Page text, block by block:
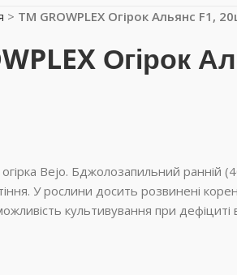
> ТМ GROWPLEX Огірок Альянс F1,
Огірок
Bejo. Бджолозапильний ранній
У рослини досить розвинені
культивування при дефіциті